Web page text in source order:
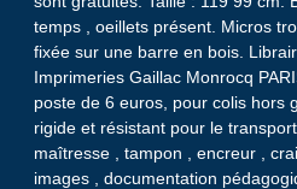
temps , oeillets présent. Micros
fixée sur une barre en bois.
Imprimeries Gaillac Monrocq
poste de 6 euros, pour colis hors
rigide et résistant pour le
maîtresse , tampon , encreur ,
images , documentation